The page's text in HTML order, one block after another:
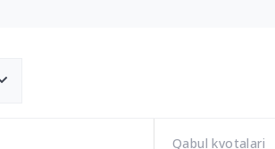
Qabul kvotalari